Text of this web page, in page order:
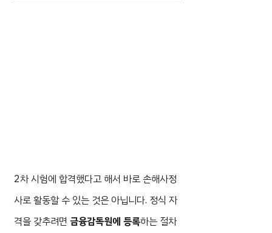
2차 시험에 합격했다고 해서 바로 손해사정
사로 활동할 수 있는 것은 아닙니다. 정식 자
격을 갖추려면 금융감독원에 등록하는 절차